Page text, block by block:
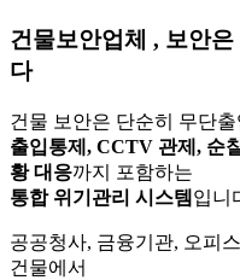
건물보안업체 , 보안은
다
건물 보안은 단순히 무단
출입통제, CCTV 관제, 순
황 대응까지 포함하는
통합 위기관리 시스템 입니
공공청사, 금융기관, 오피
건물에서